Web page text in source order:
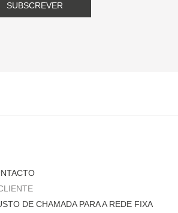
SUBSCREVER
DE CHAMADA PARA A REDE FIXA